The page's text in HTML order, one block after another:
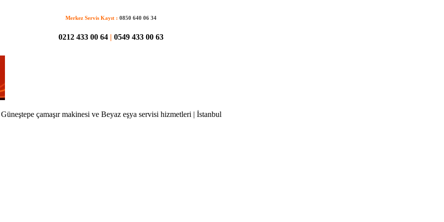
Merkez Servis Kayıt : 0850 640 06 34
0212 433 00 64 0549 433 00 63
Güneştepe çamaşır makinesi ve Beyaz eşya servisi hizmetleri | İstanbul